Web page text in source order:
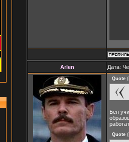
Arlen Дата:
Quote (
Бен
Quote (